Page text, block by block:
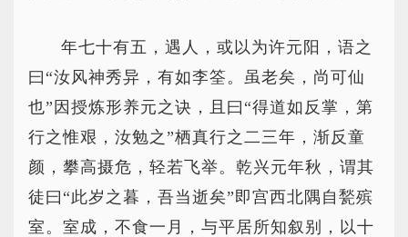
年七十有五，遇人，或以为许元阳，语之
曰“汝风神秀异，有如李筌。虽老矣，尚可仙
也”因授炼形养元之诀，且曰“得道如反掌，第
行之惟艰，汝勉之”栖真行之二三年，渐反童
颜，攀高摄危，轻若飞举。乾兴元年秋，谓其
徒曰“此岁之暮，吾当逝矣”即宫西北隅自甃殡
室。室成，不食一月，与平居所知叙别，以十